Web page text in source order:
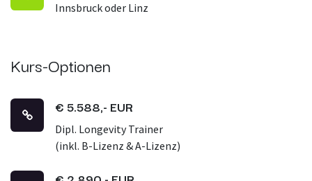
Innsbruck oder Linz
Kurs-Optionen
€ 5.588,- EUR
Dipl. Longevity Trainer
(inkl. B-Lizenz & A-Lizenz)